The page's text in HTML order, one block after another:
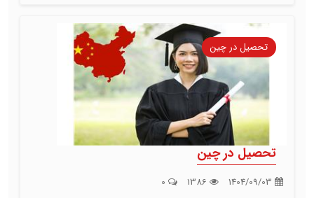
تحصیل در چین
تحصیل در چین